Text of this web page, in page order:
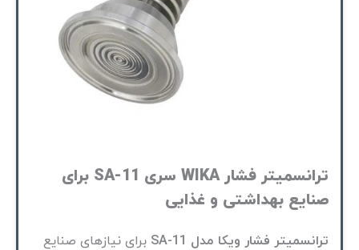
ترانسمیتر فشار WIKA سری SA-11 برای
صنایع بهداشتی و غذایی
ترانسمیتر فشار ویکا مدل SA-11
برای نیازهای صنایع